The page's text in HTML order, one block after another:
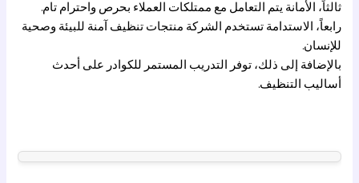
ثالثاً، الأمانة يتم التعامل مع ممتلكات العملاء بحرص واحترام تام.
رابعاً، الاستدامة تستخدم الشركة منتجات تنظيف آمنة للبيئة وصحية
للإنسان.
بالإضافة إلى ذلك، توفر التدريب المستمر للكوادر على أحدث
أساليب التنظيف.